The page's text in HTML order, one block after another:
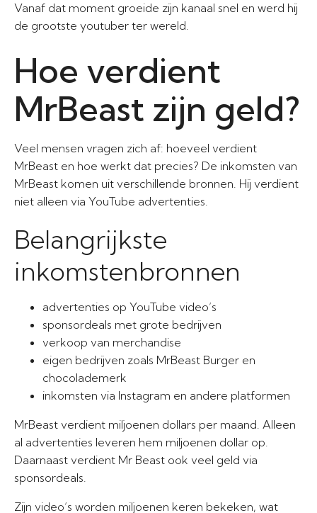
Vanaf dat moment groeide zijn kanaal snel en werd hij
de grootste youtuber ter wereld.
Hoe verdient
MrBeast zijn geld?
Veel mensen vragen zich af: hoeveel verdient
MrBeast en hoe werkt dat precies? De inkomsten van
MrBeast komen uit verschillende bronnen. Hij verdient
niet alleen via YouTube advertenties.
Belangrijkste
inkomstenbronnen
advertenties op YouTube video’s
sponsordeals met grote bedrijven
verkoop van merchandise
eigen bedrijven zoals MrBeast Burger en
chocolademerk
inkomsten via Instagram en andere platformen
MrBeast verdient miljoenen dollars per maand. Alleen
al advertenties leveren hem miljoenen dollar op.
Daarnaast verdient Mr Beast ook veel geld via
sponsordeals.
Zijn video’s worden miljoenen keren bekeken, wat